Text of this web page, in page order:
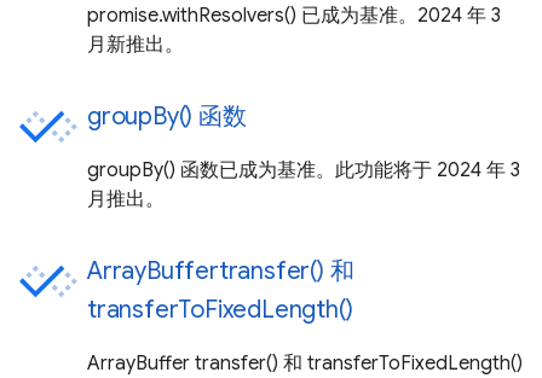
promise.withResolvers() 已成为基准。2024 年 3
月新推出。
groupBy() 函数
groupBy() 函数已成为基准。此功能将于 2024 年 3
月推出。
ArrayBuffertransfer() 和
transferToFixedLength()
ArrayBuffer transfer() 和 transferToFixedLength()